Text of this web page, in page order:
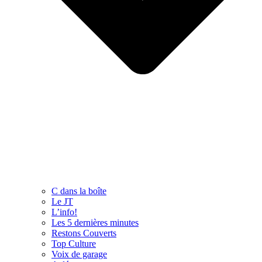
C dans la boîte
Le JT
L’info!
Les 5 dernières minutes
Restons Couverts
Top Culture
Voix de garage